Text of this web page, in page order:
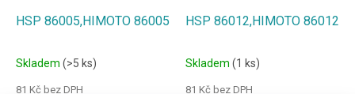
HSP 86005,HIMOTO 86005
Skladem (>5 ks)
81 Kč bez DPH
HSP 86012,HIMOTO 86012
Skladem (1 ks)
81 Kč bez DPH